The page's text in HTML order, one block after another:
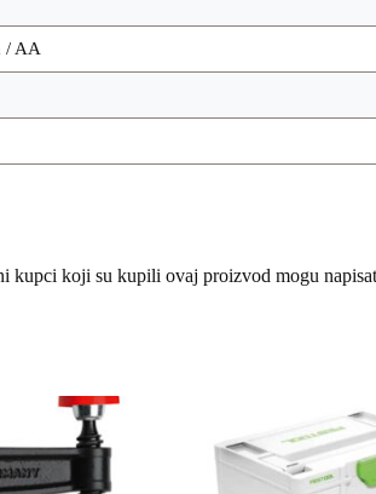
/ AA
kupci koji su kupili ovaj proizvod mogu